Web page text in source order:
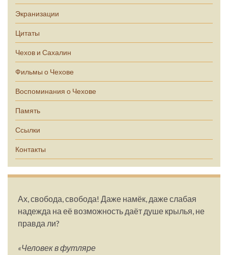
Экранизации
Цитаты
Чехов и Сахалин
Фильмы о Чехове
Воспоминания о Чехове
Память
Ссылки
Контакты
Ах, свобода, свобода! Даже намёк, даже слабая
надежда на её возможность даёт душе крылья, не
правда ли?
«Человек в футляре